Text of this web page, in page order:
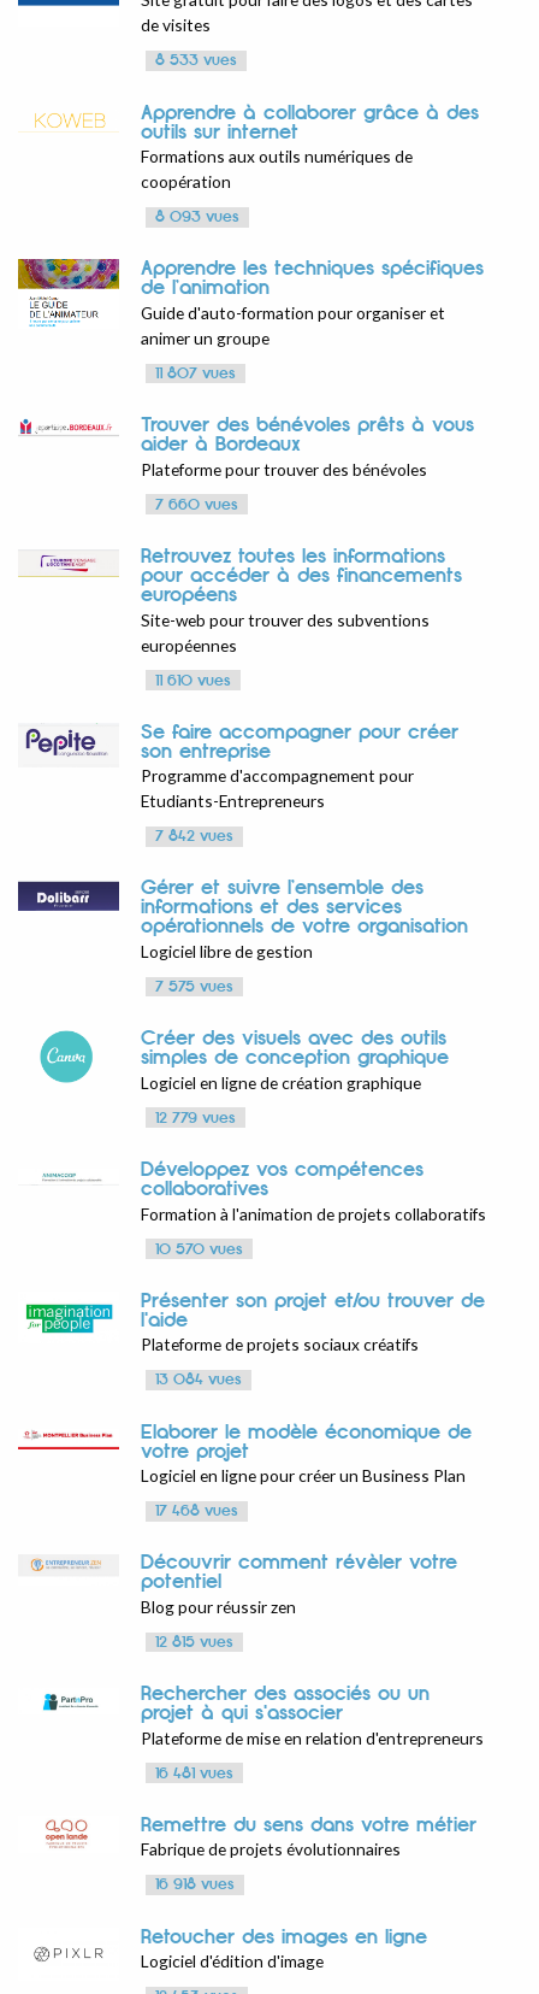
de visites
8 533 vues
Apprendre à collaborer grâce à des
outils sur internet
Formations aux outils numériques de
coopération
8 093 vues
Apprendre les techniques spécifiques
de l’animation
Guide d'auto-formation pour organiser et
animer un groupe
11 807 vues
Trouver des bénévoles prêts à vous
aider à Bordeaux
Plateforme pour trouver des bénévoles
7 660 vues
Retrouvez toutes les informations
pour accéder à des financements
européens
Site-web pour trouver des subventions
européennes
11 610 vues
Se faire accompagner pour créer
son entreprise
Programme d'accompagnement pour
Etudiants-Entrepreneurs
7 842 vues
Gérer et suivre l’ensemble des
informations et des services
opérationnels de votre organisation
Logiciel libre de gestion
7 575 vues
Créer des visuels avec des outils
simples de conception graphique
Logiciel en ligne de création graphique
12 779 vues
Développez vos compétences
collaboratives
Formation à l'animation de projets collaboratifs
10 570 vues
Présenter son projet et/ou trouver de
l'aide
Plateforme de projets sociaux créatifs
13 084 vues
Elaborer le modèle économique de
votre projet
Logiciel en ligne pour créer un Business Plan
17 468 vues
Découvrir comment révèler votre
potentiel
Blog pour réussir zen
12 815 vues
Rechercher des associés ou un
projet à qui s'associer
Plateforme de mise en relation d'entrepreneurs
16 481 vues
Remettre du sens dans votre métier
Fabrique de projets évolutionnaires
16 918 vues
Retoucher des images en ligne
Logiciel d'édition d'image